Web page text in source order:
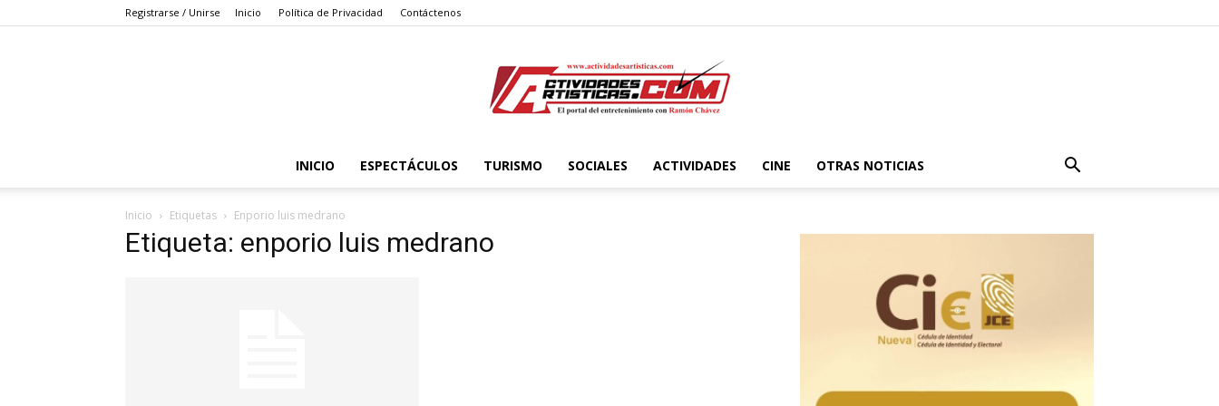
Registrarse / Unirse Inicio Política de Privacidad Contáctenos
Actividadesartisticas.com
INICIO ESPECTÁCULOS TURISMO SOCIALES ACTIVIDADES CINE OTRAS NOTICIAS
Inicio Etiquetas Enporio luis medrano
Etiqueta: enporio luis medrano